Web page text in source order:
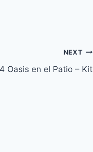
NEXT
Oasis en el Patio – Kit